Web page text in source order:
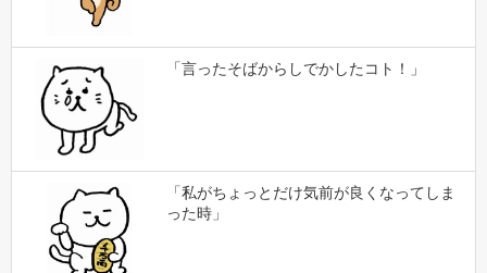
「言ったそばからしでかしたコト！」
「私がちょっとだけ気前が良くなってしま
った時」